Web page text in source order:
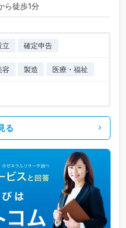
ら徒歩1分
立 確定申告
容 製造 医療・福祉
る